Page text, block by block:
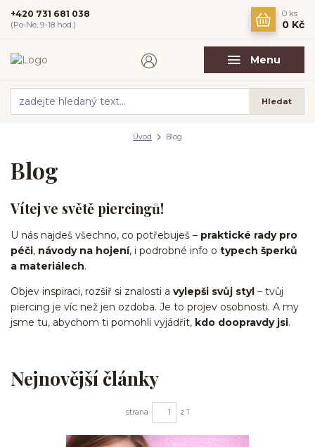
Menu
Hledat
+420 731 681 038
(Po-Ne, 9-18 hod.)
0 ks
0 Kč
Úvod Blog
Blog
Vítej ve světě piercingů!
U nás najdeš všechno, co potřebuješ – praktické rady pro
péči, návody na hojení, i podrobné info o typech šperků
a materiálech.
Objev inspiraci, rozšiř si znalosti a vylepši svůj styl – tvůj
piercing je víc než jen ozdoba. Je to projev osobnosti. A my
jsme tu, abychom ti pomohli vyjádřit, kdo doopravdy jsi.
Nejnovější články
strana z 1